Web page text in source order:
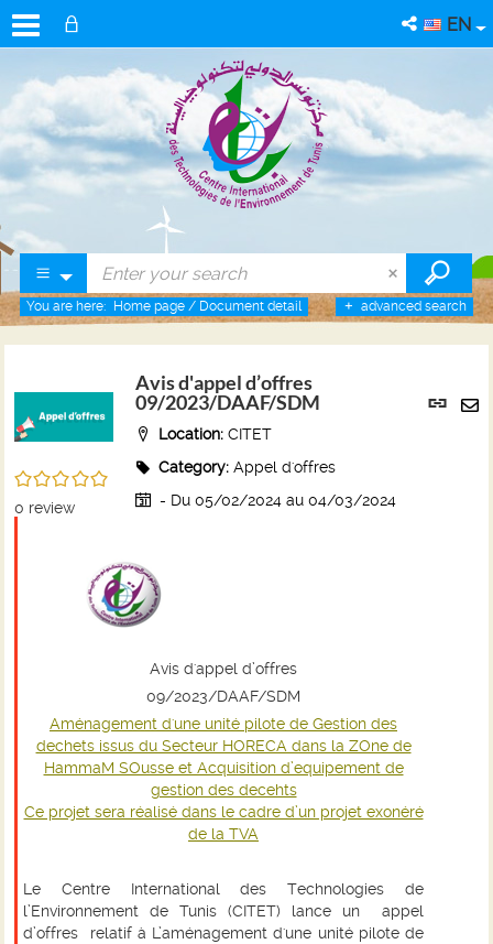
EN
advanced search
You are here: Home page / Document detail
link
/5
0 review
Avis d'appel d’offres
09/2023/DAAF/SDM
Location: CITET
Category: Appel d'offres
- Du 05/02/2024 au 04/03/2024
Avis d'appel d’offres
09/2023/DAAF/SDM
Aménagement d'une unité pilote de Gestion des
dechets issus du Secteur HORECA dans la ZOne de
HammaM SOusse et Acquisition d’equipement de
gestion des decehts
Ce projet sera réalisé dans le cadre d’un projet exonéré
de la TVA
Le Centre International des Technologies de
l’Environnement de Tunis (CITET) lance un appel
d’offres relatif à L’aménagement d'une unité pilote de